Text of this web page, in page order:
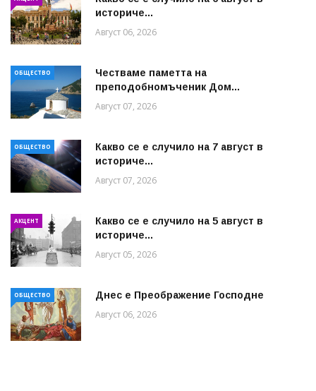
историче...
Август 06, 2026
ОБЩЕСТВО
Честваме паметта на
преподобномъченик Дом...
Август 07, 2026
ОБЩЕСТВО
Какво се е случило на 7 август в
историче...
Август 07, 2026
АКЦЕНТ
Какво се е случило на 5 август в
историче...
Август 05, 2026
ОБЩЕСТВО Днес е Преображение Господне
Август 06, 2026